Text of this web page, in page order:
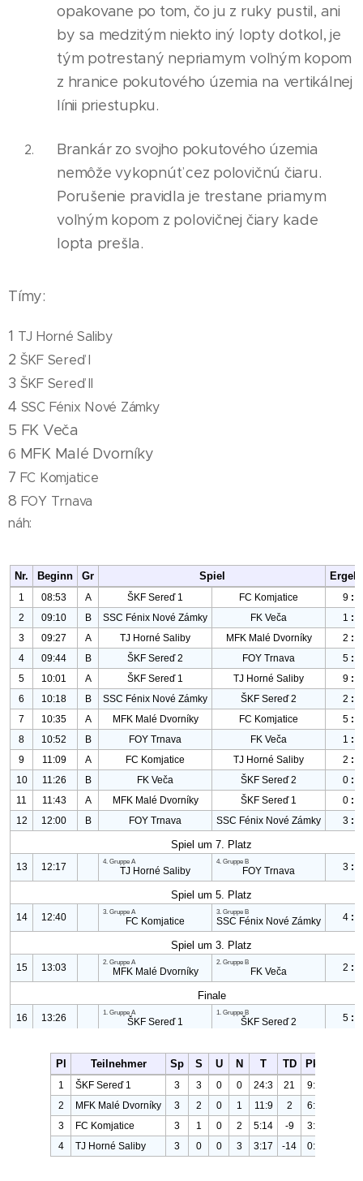
opakovane po tom, čo ju z ruky pustil, ani
by sa medzitým niekto iný lopty dotkol, je
tým potrestaný nepriamym voľným kopom
z hranice pokutového územia na vertikálnej
línii priestupku.
Brankár zo svojho pokutového územia
nemôže vykopnúť cez polovičnú čiaru.
Porušenie pravidla je trestane priamym
voľným kopom z polovičnej čiary kade
lopta prešla.
Tímy:
1 TJ Horné Saliby
2 ŠKF Sereď I
3 ŠKF Sereď II
4 SSC Fénix Nové Zámky
5 FK Veča
6 MFK Malé Dvorníky
7 FC Komjatice
8 FOY Trnava
náh: